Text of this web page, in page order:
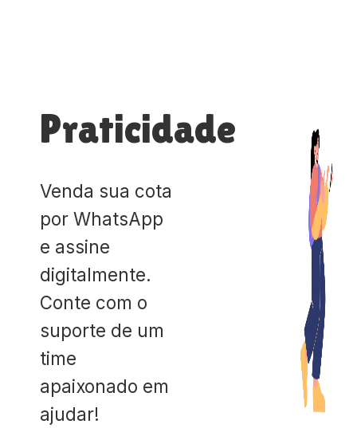
Praticidade
Venda sua cota
por WhatsApp
e assine
digitalmente.
Conte com o
suporte de um
time
apaixonado em
ajudar!